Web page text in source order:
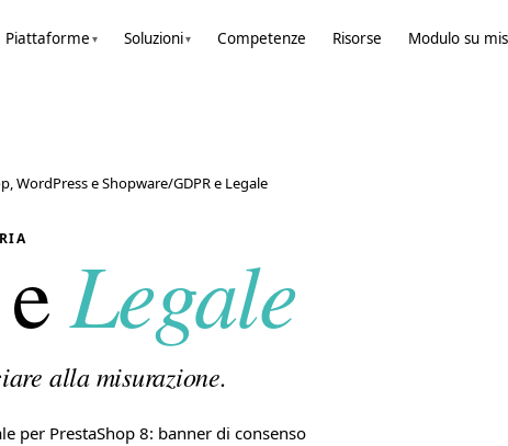
Piattaforme ▾ Soluzioni▾ Competenze Risorse Modulo su
WordPress e Shopware/GDPR e Legale
eLegale
alla misurazione.
per PrestaShop 8: banner di consenso